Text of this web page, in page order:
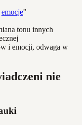
emocje"
tonu innych
i emocji, odwaga w
nie